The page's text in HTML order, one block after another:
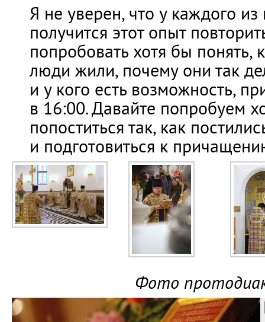
Я не уверен, что у каждого из
получится этот опыт
попробовать хотя бы понять,
люди жили, почему они так
и у кого есть возможность,
в 16:00. Давайте попробуем
попоститься так, как
и подготовиться к
Фото